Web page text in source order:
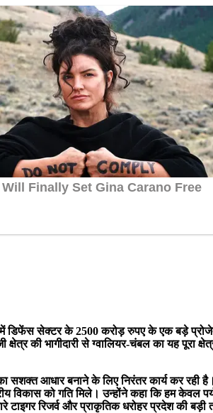
में डिफेंस सेक्टर के 2500 करोड़ रुपए के एक बड़े
की भागीदारी से ग्वालियर-चंबल का यह पूरा
सशक्त आधार बनाने के लिए निरंतर कार्य कर रही
विकास को गति मिले। उन्होंने कहा कि हम
रिजर्व और प्राकृतिक धरोहर प्रदेश की बड़ी